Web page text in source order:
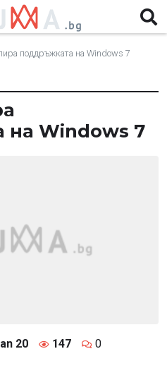
поддръжката на Windows 7
Windows 7
20 147 0